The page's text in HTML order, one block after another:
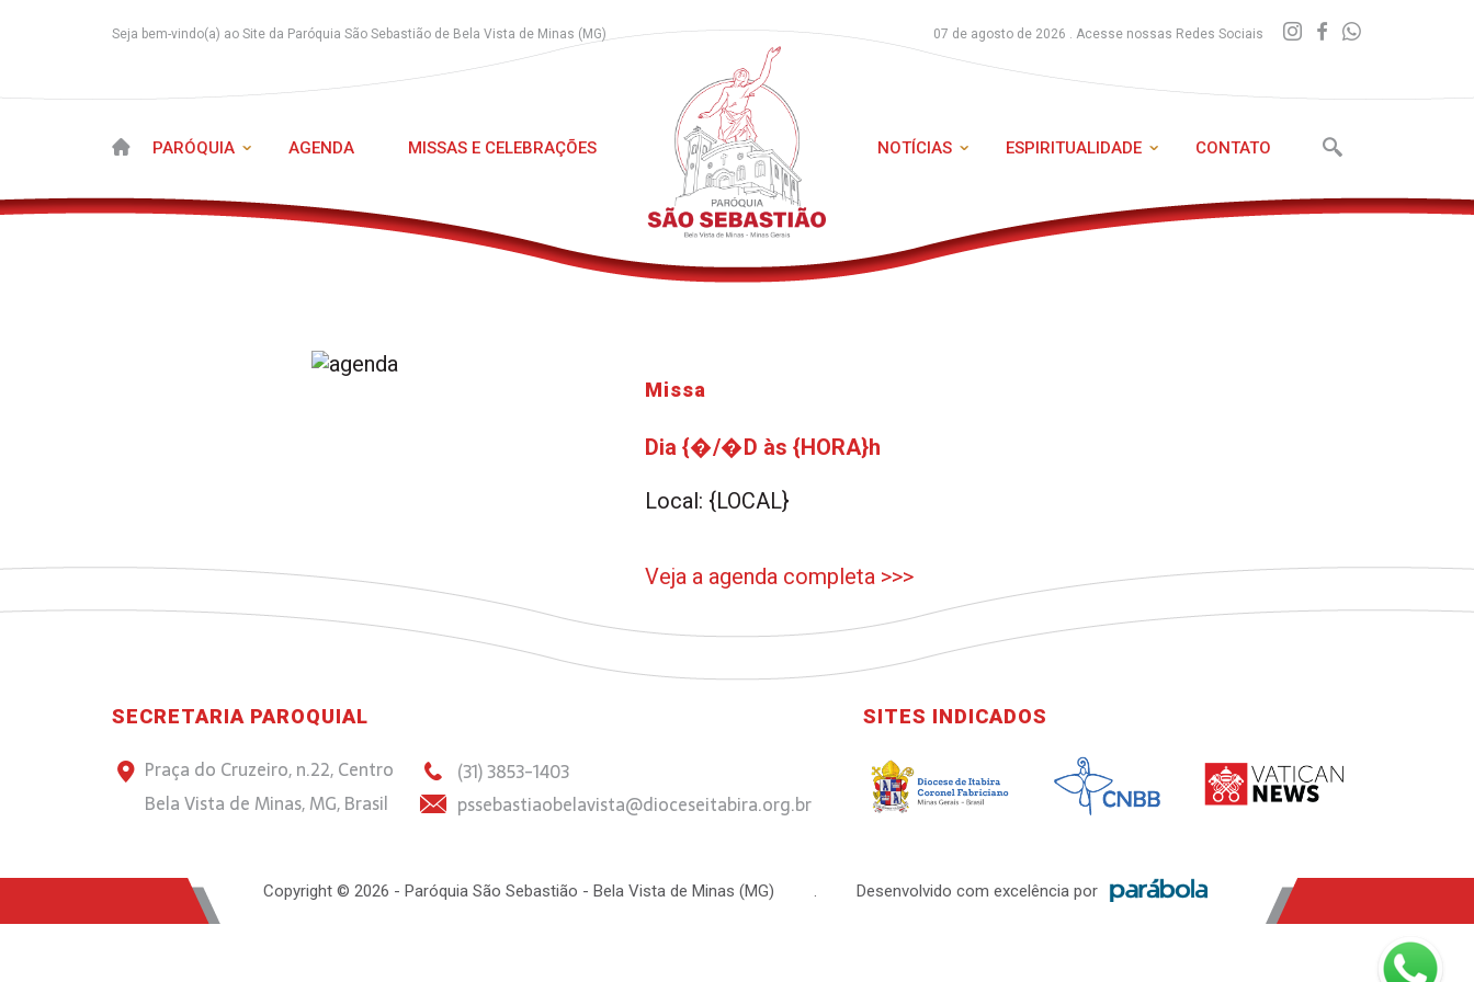
Seja bem-vindo(a) ao Site da Paróquia São Sebastião de Bela Vista de Minas (MG) 07 de agosto de 2026 . Acesse nossas Redes Sociais
PARÓQUIA AGENDA MISSAS E CELEBRAÇÕES NOTÍCIAS ESPIRITUALIDADE CONTATO
Missa
Dia {�/�D às {HORA}h
Local: {LOCAL}
Veja a agenda completa >>>
SECRETARIA PAROQUIAL
Praça do Cruzeiro, n.22, Centro
Bela Vista de Minas, MG, Brasil
(31) 3853-1403
pssebastiaobelavista@dioceseitabira.org.br
SITES INDICADOS
Copyright © 2026 - Paróquia São Sebastião - Bela Vista de Minas (MG) . Desenvolvido com excelência por